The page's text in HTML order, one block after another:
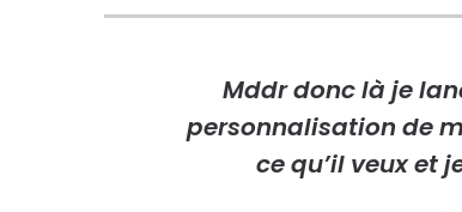
Mddr donc là je
personnalisation de
ce qu’il veux et